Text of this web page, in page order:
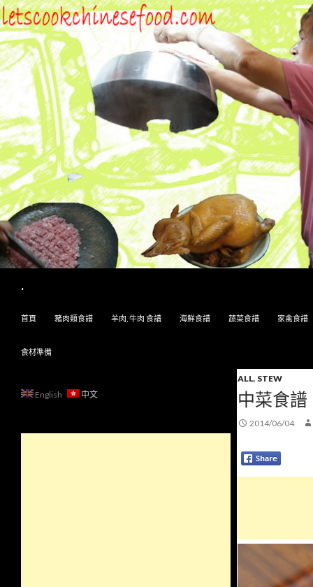
.
首頁
豬肉類食譜 羊肉, 牛肉 食譜 海鮮食譜 蔬菜食譜 家禽食譜
食材準備
ALL, STEW
中菜食
2014/06/04
English 中文